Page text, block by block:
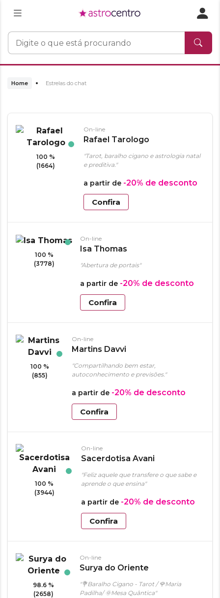
Home Estrelas do chat
100 %
(1664)
On-line
Rafael Tarologo
"Tarot, baralho cigano e astrologia natal
e preditiva."
a partir de -20% de desconto
Confira
100 %
(3778)
On-line
Isa Thomas
"Abertura de portais"
a partir de -20% de desconto
Confira
100 %
(855)
On-line
Martins Davvi
"Compartilhando bem estar,
autoconhecimento e previsões."
a partir de -20% de desconto
Confira
100 %
(3944)
On-line
Sacerdotisa Avani
"Feliz aquele que transfere o que sabe e
aprende o que ensina"
a partir de -20% de desconto
Confira
98.6 %
(2658)
On-line
Surya do Oriente
"💐Baralho Cigano - Tarot / 🌹Maria
Padilha/ 🌞Mesa Quântica"